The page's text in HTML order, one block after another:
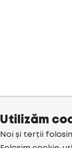
Utilizăm
Noi și terții